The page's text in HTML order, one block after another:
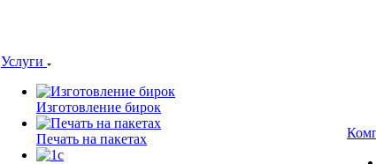
Услуги
Изготовление бирок
Печать на пакетах